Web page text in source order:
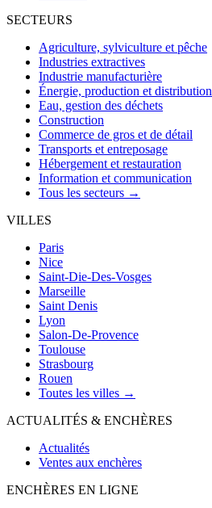
SECTEURS
Agriculture, sylviculture et pêche
Industries extractives
Industrie manufacturière
Énergie, production et distribution
Eau, gestion des déchets
Construction
Commerce de gros et de détail
Transports et entreposage
Hébergement et restauration
Information et communication
Tous les secteurs →
VILLES
Paris
Nice
Saint-Die-Des-Vosges
Marseille
Saint Denis
Lyon
Salon-De-Provence
Toulouse
Strasbourg
Rouen
Toutes les villes →
ACTUALITÉS & ENCHÈRES
Actualités
Ventes aux enchères
ENCHÈRES EN LIGNE